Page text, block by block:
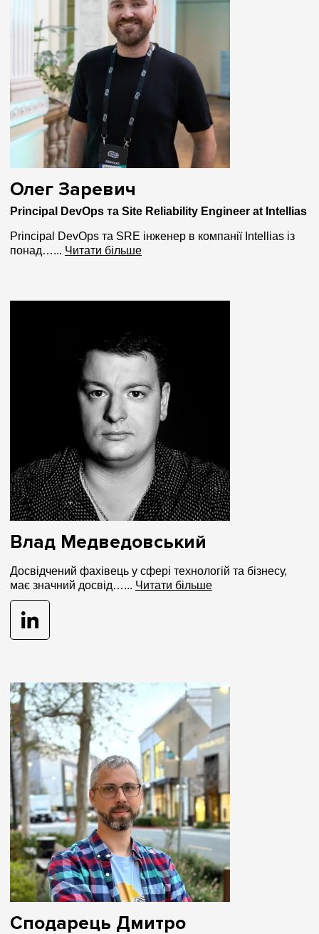
Олег Заревич
Principal DevOps та Site Reliability Engineer at Intellias
Principal DevOps та SRE інженер в компанії Intellias із
понад…... Читати більше
Влад Медведовський
Досвідчений фахівець у сфері технологій та бізнесу,
має значний досвід…... Читати більше
Сподарець Дмитро